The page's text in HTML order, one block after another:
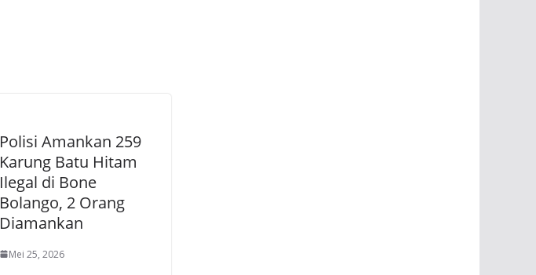
Polisi Amankan 259
Karung Batu Hitam
Ilegal di Bone
Bolango, 2 Orang
Diamankan
Mei 25, 2026